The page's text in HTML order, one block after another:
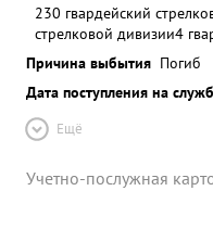
230 гвардейский
стрелковой дивизии4
Причина выбытия Погиб
Дата поступления на
Ещё
Учетно-послужная